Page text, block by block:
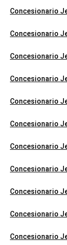
Concesionario
Concesionario
Concesionario
Concesionario
Concesionario
Concesionario
Concesionario
Concesionario
Concesionario
Concesionario
Concesionario